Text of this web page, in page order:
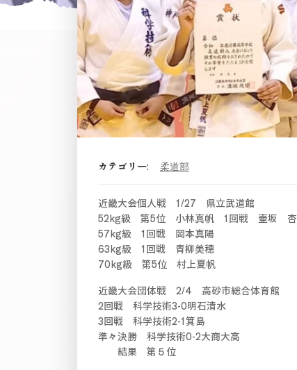
カテゴリー: 柔道部
近畿大会個人戦 1/27 県立武道館
52kg級 第5位 小林真帆 1回戦 壷坂 杏
57kg級 1回戦 岡本真陽
63kg級 1回戦 青柳美穂
70kg級 第5位 村上夏帆
近畿大会団体戦 2/4 高砂市総合体育館
2回戦 科学技術3-0明石清水
3回戦 科学技術2-1箕島
準々決勝 科学技術0-2大商大高
結果 第５位